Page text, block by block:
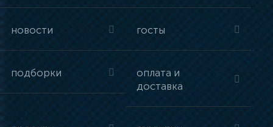
новости госты
подборки
оплата и
доставка